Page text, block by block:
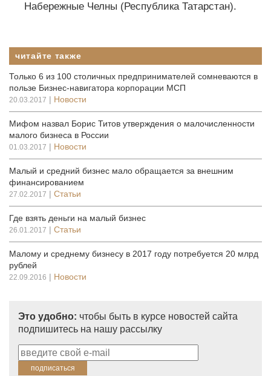
Набережные Челны (Республика Татарстан).
читайте также
Только 6 из 100 столичных предпринимателей сомневаются в
пользе Бизнес-навигатора корпорации МСП
20.03.2017 | Новости
Мифом назвал Борис Титов утверждения о малочисленности
малого бизнеса в России
01.03.2017 | Новости
Малый и средний бизнес мало обращается за внешним
финансированием
27.02.2017 | Статьи
Где взять деньги на малый бизнес
26.01.2017 | Статьи
Малому и среднему бизнесу в 2017 году потребуется 20 млрд
рублей
22.09.2016 | Новости
Это удобно: чтобы быть в курсе новостей сайта
подпишитесь на нашу рассылку